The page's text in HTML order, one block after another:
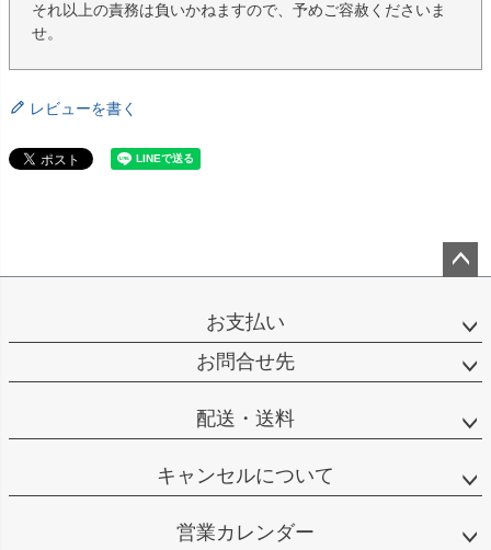
それ以上の責務は負いかねますので、予めご容赦くださいま
せ。
レビューを書く
ップ
お支払い
お問合せ先
配送・送料
キャンセルについて
営業カレンダー